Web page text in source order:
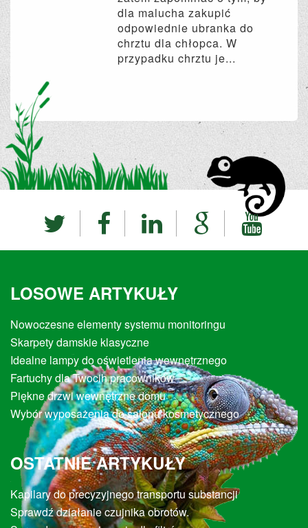
dla malucha zakupić
odpowiednie ubranka do
chrztu dla chłopca. W
przypadku chrztu je...
LOSOWE ARTYKUŁY
Nowoczesne elementy systemu monitoringu
Skarpety damskie klasyczne
Idealne lampy do oświetlenia wewnętrznego
Fartuchy dla Twocih pracowników
Piękne drzwi wewnętrzne domu
Wybór wyposażenia do salonu kosmetycznego
OSTATNIE ARTYKUŁY
Kapilary do precyzyjnego transportu substancji
Sprawdź działanie czujnika obrotów.